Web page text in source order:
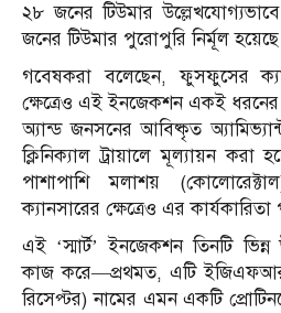
২৮ জনের টিউমার
জনের টিউমার পুরোপুরি নির্মূল
গবেষকরা বলেছেন, ফুসফুসের
ক্ষেত্রেও এই ইনজেকশন একই
অ্যান্ড জনসনের আবিষ্কৃত
ক্লিনিক্যাল ট্রায়ালে মূল্যায়ন করা
পাশাপাশি মলাশয়
ক্যানসারের ক্ষেত্রেও এর কার্যকারিতা
এই ‘স্মার্ট’ ইনজেকশন তিনটি ভিন্ন
কাজ করে—প্রথমত, এটি ইজিএফআর
রিসেপ্টর) নামের এমন একটি